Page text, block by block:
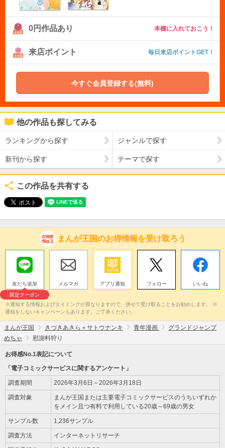
0円作品あり 本棚に入れておこう！
来店ポイント 毎日来店ポイントGET！
今すぐ会員登録する(無料)
他の作品も探してみる
ランキングから探す ジャンルで探す
新刊から探す テーマで探す
この作品を共有する
まんが王国のお得情報を受け取ろう
友だち追加
限定クーポン
メルマガ アプリ通知 フォロー いいね
※通知する情報およびタイミングが異なりますので、併せて受け取ることをお勧めします。 ※
通知をしないキャンペーンもあります。ご了承ください。
まんが王国 きづきあきら＋サトウナンキ 青年漫画
グランドジャンプ
めちゃ
慰謝料狩り
お得感No.1表記について
「電子コミックサービスに関するアンケート」
調査期間 2026年3月6日～2026年3月18日
調査対象
まんが王国または主要電子コミックサービスのうちいずれか
をメイン且つ有料で利用している20歳～69歳の男女
サンプル数 1,236サンプル
調査方法 インターネットリサーチ